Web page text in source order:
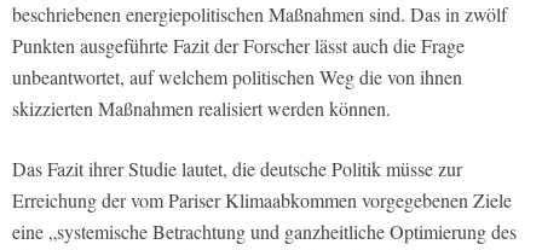
beschriebenen energiepolitischen Maßnahmen sind. Das in zwölf
Punkten ausgeführte Fazit der Forscher lässt auch die Frage
unbeantwortet, auf welchem politischen Weg die von ihnen
skizzierten Maßnahmen realisiert werden können.
Das Fazit ihrer Studie lautet, die deutsche Politik müsse zur
Erreichung der vom Pariser Klimaabkommen vorgegebenen Ziele
eine „systemische Betrachtung und ganzheitliche Optimierung des